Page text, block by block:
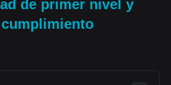
de primer nivel y